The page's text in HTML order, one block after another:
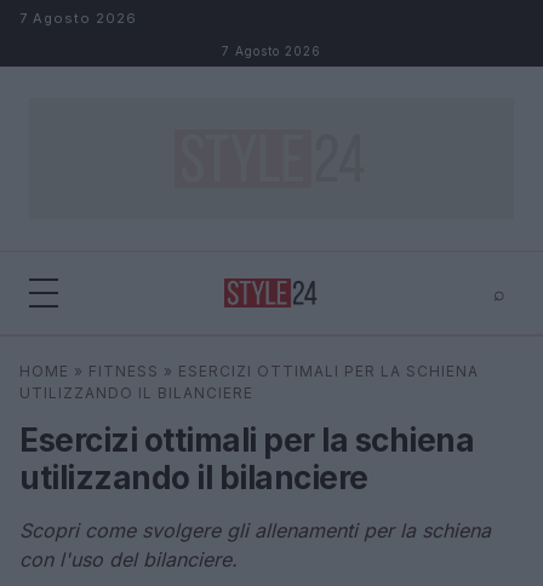
Salta al contenuto
7 Agosto 2026
7 Agosto 2026
⌕
Cerca ⌕
HOME » FITNESS » ESERCIZI OTTIMALI PER LA SCHIENA
UTILIZZANDO IL BILANCIERE
Esercizi ottimali per la schiena
utilizzando il bilanciere
Scopri come svolgere gli allenamenti per la schiena
con l'uso del bilanciere.